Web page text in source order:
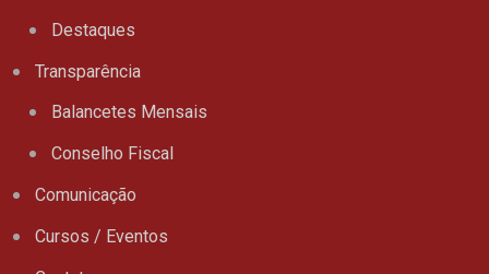
Destaques
Transparência
Balancetes Mensais
Conselho Fiscal
Comunicação
Cursos / Eventos